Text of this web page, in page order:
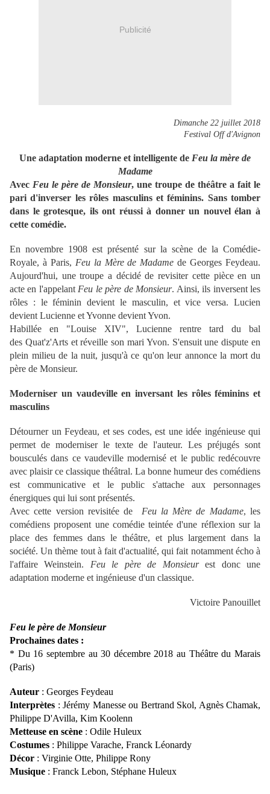
Publicité
Dimanche 22 juillet 2018
Festival Off d'Avignon
Une adaptation moderne et intelligente de Feu la mère de
Madame
Avec Feu le père de Monsieur, une troupe de théâtre a fait le
pari d'inverser les rôles masculins et féminins. Sans tomber
dans le grotesque, ils ont réussi à donner un nouvel élan à
cette comédie.
En novembre 1908 est présenté sur la scène de la Comédie-
Royale, à Paris, Feu la Mère de Madame de Georges Feydeau.
Aujourd'hui, une troupe a décidé de revisiter cette pièce en un
acte en l'appelant Feu le père de Monsieur. Ainsi, ils inversent les
rôles : le féminin devient le masculin, et vice versa. Lucien
devient Lucienne et Yvonne devient Yvon.
Habillée en "Louise XIV", Lucienne rentre tard du bal
des Quat'z'Arts et réveille son mari Yvon. S'ensuit une dispute en
plein milieu de la nuit, jusqu'à ce qu'on leur annonce la mort du
père de Monsieur.
Moderniser un vaudeville en inversant les rôles féminins et
masculins
Détourner un Feydeau, et ses codes, est une idée ingénieuse qui
permet de moderniser le texte de l'auteur. Les préjugés sont
bousculés dans ce vaudeville modernisé et le public redécouvre
avec plaisir ce classique théâtral. La bonne humeur des comédiens
est communicative et le public s'attache aux personnages
énergiques qui lui sont présentés.
Avec cette version revisitée de Feu la Mère de Madame, les
comédiens proposent une comédie teintée d'une réflexion sur la
place des femmes dans le théâtre, et plus largement dans la
société. Un thème tout à fait d'actualité, qui fait notamment écho à
l'affaire Weinstein. Feu le père de Monsieurest donc une
adaptation moderne et ingénieuse d'un classique.
Victoire Panouillet
Feu le père de Monsieur
Prochaines dates :
* Du 16 septembre au 30 décembre 2018 au Théâtre du Marais
(Paris)
Auteur : Georges Feydeau
Interprètes : Jérémy Manesse ou Bertrand Skol, Agnès Chamak,
Philippe D'Avilla, Kim Koolenn
Metteuse en scène : Odile Huleux
Costumes : Philippe Varache, Franck Léonardy
Décor : Virginie Otte, Philippe Rony
Musique : Franck Lebon, Stéphane Huleux